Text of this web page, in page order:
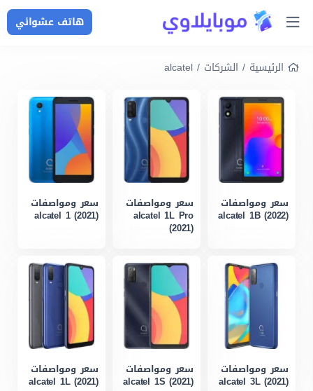
هاتف عشوائي
الرئيسية / الشركات /
alcatel
سعر ومواصفات
alcatel 1B (2022)
سعر ومواصفات
alcatel 1L Pro
(2021)
سعر ومواصفات
alcatel 1 (2021)
سعر ومواصفات
alcatel 3L (2021)
سعر ومواصفات
alcatel 1S (2021)
سعر ومواصفات
alcatel 1L (2021)